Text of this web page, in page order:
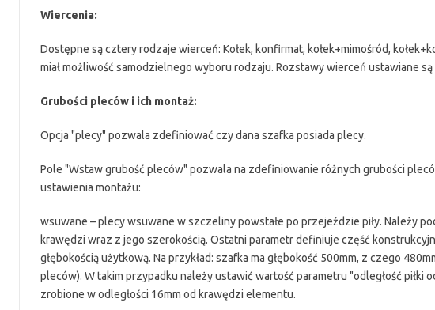
Wiercenia:
Dostępne są cztery rodzaje wierceń: Kołek, konfirmat, kołek+mimośród,
miał możliwość samodzielnego wyboru rodzaju. Rozstawy wierceń ustawiane
Grubości pleców i ich montaż:
Opcja "plecy" pozwala zdefiniować czy dana szafka posiada plecy.
Pole "Wstaw grubość pleców" pozwala na zdefiniowanie różnych grubości
ustawienia montażu:
wsuwane – plecy wsuwane w szczeliny powstałe po przejeździe piły. Należy
krawędzi wraz z jego szerokością. Ostatni parametr definiuje część
głębokością użytkową. Na przykład: szafka ma głębokość 500mm, z czego
pleców). W takim przypadku należy ustawić wartość parametru "odległość
zrobione w odległości 16mm od krawędzi elementu.